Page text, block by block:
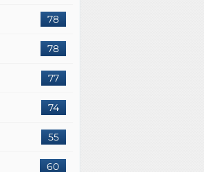
78
78
77
74
55
60